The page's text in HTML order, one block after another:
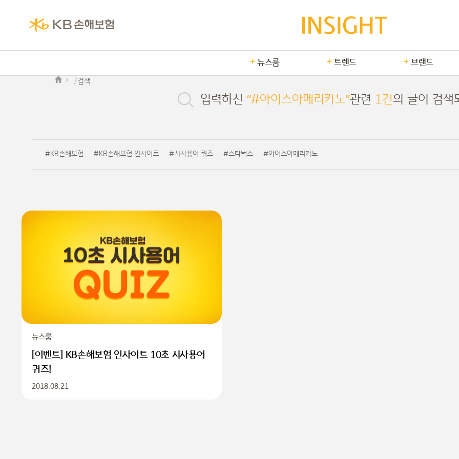
뉴스룸 트렌드 브랜드
검색
입력하신 “#아이스아메리카노”관련 1건의 글이 검색
#KB손해보험 #KB손해보험 인사이트 #시사용어 퀴즈 #스타벅스 #아이스아메리카노
뉴스룸
[이벤트] KB손해보험 인사이트 10초 시사용어
퀴즈!
2018.08.21